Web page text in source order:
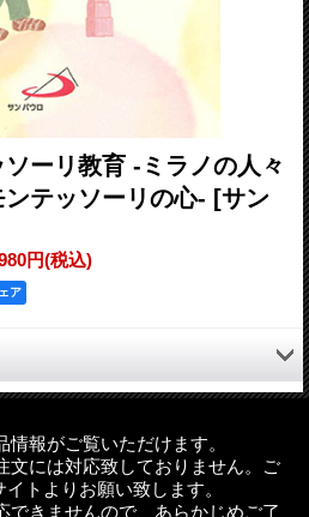
ーリ教育 -ミラノの人々
テッソーリの心- [サン
円(税込)
ア
ミラノ在住の著者は、モンテッソー
、執筆・視察旅行の企画・ガイド・
ンテッソーリアンである。著者は、
ア発祥のモンテッソーリ教育につ
リ博士から、直接、教えを受けた弟
報がご覧いただけます。
文には対応致しておりません。ご
トよりお願い致します。
できませんので、あらかじめご了